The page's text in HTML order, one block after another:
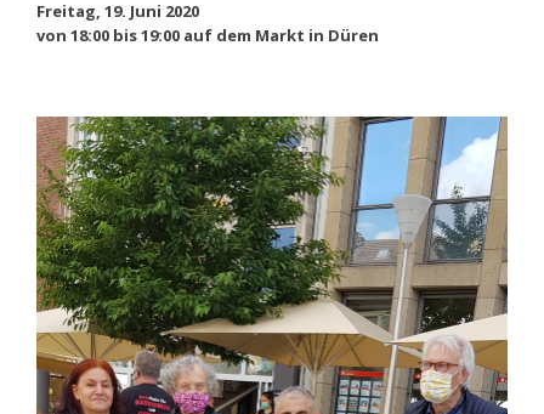
Freitag, 19. Juni 2020
von 18:00 bis 19:00 auf dem Markt in Düren